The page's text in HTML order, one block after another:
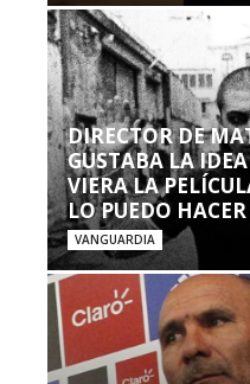
DIRECTOR DE
GUSTABA LA
VIERA LA
LO PUEDO
VANGUARDIA